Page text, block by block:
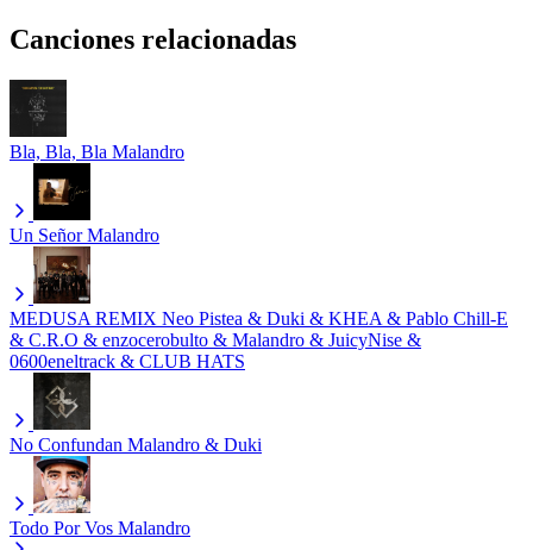
Canciones relacionadas
Bla, Bla, Bla Malandro
Un Señor Malandro
MEDUSA REMIX Neo Pistea & Duki & KHEA & Pablo Chill-E
& C.R.O & enzocerobulto & Malandro & JuicyNise &
0600eneltrack & CLUB HATS
No Confundan Malandro & Duki
Todo Por Vos Malandro